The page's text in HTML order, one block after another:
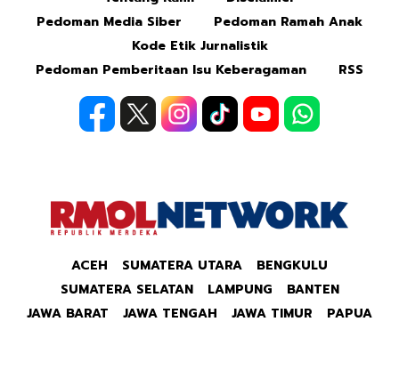
Pedoman Media Siber
Pedoman Ramah Anak
Kode Etik Jurnalistik
Pedoman Pemberitaan Isu Keberagaman
RSS
ACEH SUMATERA UTARA
BENGKULU
SUMATERA SELATAN
LAMPUNG
BANTEN
JAWA BARAT
JAWA TENGAH JAWA TIMUR PAPUA